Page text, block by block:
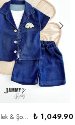
Cars Kot Gömlek & Şort ve Atlet 3'lü Set - DENİM ₺ 1,049.90